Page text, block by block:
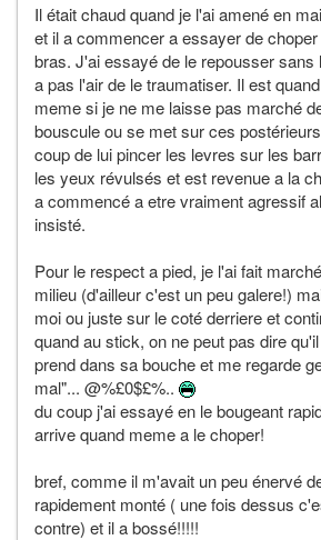
Il était chaud quand je l'ai amené en
et il a commencer a essayer de
bras. J'ai essayé de le repousser sans
a pas l'air de le traumatiser. Il est
meme si je ne me laisse pas marché
bouscule ou se met sur ces
coup de lui pincer les levres sur les
les yeux révulsés et est revenue a la
a commencé a etre vraiment agressif
insisté.
Pour le respect a pied, je l'ai fait
milieu (d'ailleur c'est un peu galere!)
moi ou juste sur le coté derriere et
quand au stick, on ne peut pas dire
prend dans sa bouche et me regarde
mal"... @%£0$£%..
du coup j'ai essayé en le bougeant
arrive quand meme a le choper!
bref, comme il m'avait un peu énervé
rapidement monté ( une fois dessus
contre) et il a bossé!!!!!